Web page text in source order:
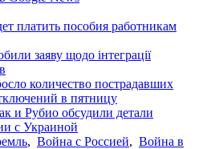
платить пособия работникам
заяву щодо інтеграції
количество пострадавших
в пятницу
и Рубио обсудили детали
с Украиной
, Война с Россией, Война в